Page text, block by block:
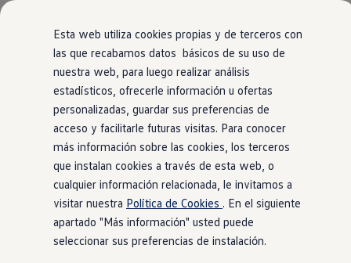
Esta web utiliza cookies propias y de terceros con
las que recabamos datos básicos de su uso de
nuestra web, para luego realizar análisis
estadísticos, ofrecerle información u ofertas
personalizadas, guardar sus preferencias de
acceso y facilitarle futuras visitas. Para conocer
más información sobre las cookies, los terceros
que instalan cookies a través de esta web, o
cualquier información relacionada, le invitamos a
visitar nuestra Política de Cookies . En el siguiente
apartado "Más información" usted puede
seleccionar sus preferencias de instalación.
Ir
directamente
al contenido
Ir
directamente
al pie de
página
Nuevo ID. Polo: El eléctrico para todos
Nuevo ID. Cross 100% eléctrico
Modelos 7 plazas
Descubre el nuevo Golf GTI 50 Aniversario
Gama Deportiva
Gama SUV de Volkswagen
Ofertas y promociones
Precios Especiales
Renueva tu Volkswagen
Trae un amigo a Volkswagen Canarias
Financiación Volkswagen
Volkswagen Flex & Serenity
Renting
Vehículos de ocasión
Concursos Volkswagen
Clientes